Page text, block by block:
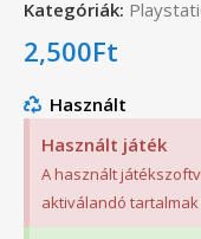
Kategóriák:
2,500Ft
Használt
Használt játék
A használt
aktiválandó